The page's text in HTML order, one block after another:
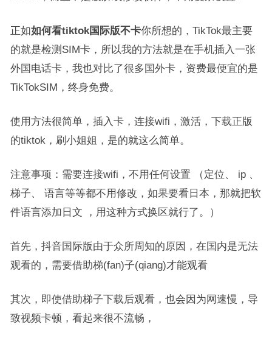
正如如何看tiktok国际版不卡你所想的，TikTok最主要
的就是检测SIM卡，所以我的方法就是在手机插入一张
外国电话卡，我也对比了很多国外卡，资费最便宜的是
TikTokSIM，终身免费。
使用方法很简单，插入卡，连接wifi，激活，下载正版
的tiktok，刷小姐姐，是的就这么简单。
注意事项：需要连接wifi，不用任何设置 （定位、 ip 、
梯子、 语言等等都不用修改，如果要看日本，那就把软
件语言添加日文 ，用这种方式换区就行了。）
首先，抖音国际版由于众所周知的原因，在国内是无法
观看的，需要借助梯(fan)子(qiang)才能观看
其次，即使借助梯子下载后观看，也会因为网速慢，导
致视频卡顿，看起来很不流畅，